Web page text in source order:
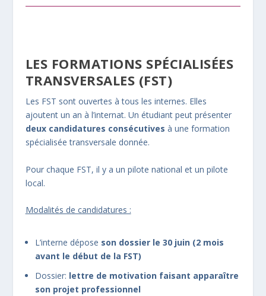
LES FORMATIONS SPÉCIALISÉES
TRANSVERSALES (FST)
Les FST sont ouvertes à tous les internes. Elles
ajoutent un an à l’internat. Un étudiant peut présenter
deux candidatures consécutives à une formation
spécialisée transversale donnée.
Pour chaque FST, il y a un pilote national et un pilote
local.
Modalités de candidatures :
L’interne dépose son dossier le 30 juin (2 mois
avant le début de la FST)
Dossier: lettre de motivation faisant apparaître
son projet professionnel